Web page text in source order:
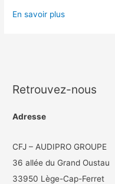
En savoir plus
l’article
Retrouvez-nous
Adresse
CFJ – AUDIPRO GROUPE
36 allée du Grand Oustau
33950 Lège-Cap-Ferret